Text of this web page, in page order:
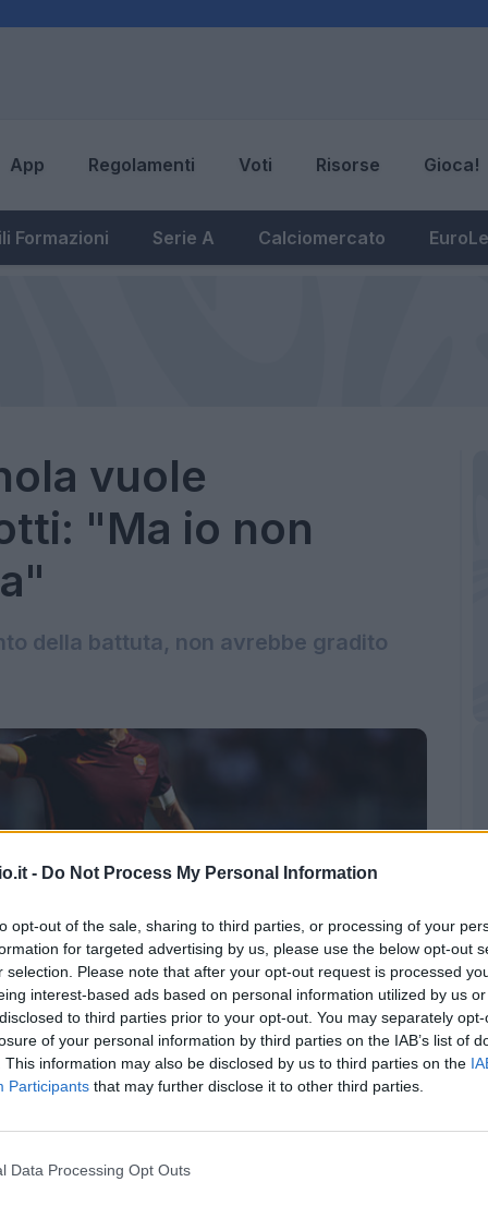
- Do Not Process My Personal Information
opt-out of the sale, sharing to third parties, or processing of your
for targeted advertising by us, please use the below opt-out
selection. Please note that after your opt-out request is processed
interest-based ads based on personal information utilized by us
to third parties prior to your opt-out. You may separately
of your personal information by third parties on the IAB’s list of
This information may also be disclosed by us to third parties on the
Participants that may further disclose it to other third parties.
Data Processing Opt Outs
App Regolamenti Voti Risorse Gioca!
Formazioni Serie A Calciomercato
vuole
"Ma io non
della battuta, non avrebbe gradito
(Getty Images)
proprio alle stelle dopo lasconfitta per 0-2
casa, ma un giornalista spagnolo, presente in